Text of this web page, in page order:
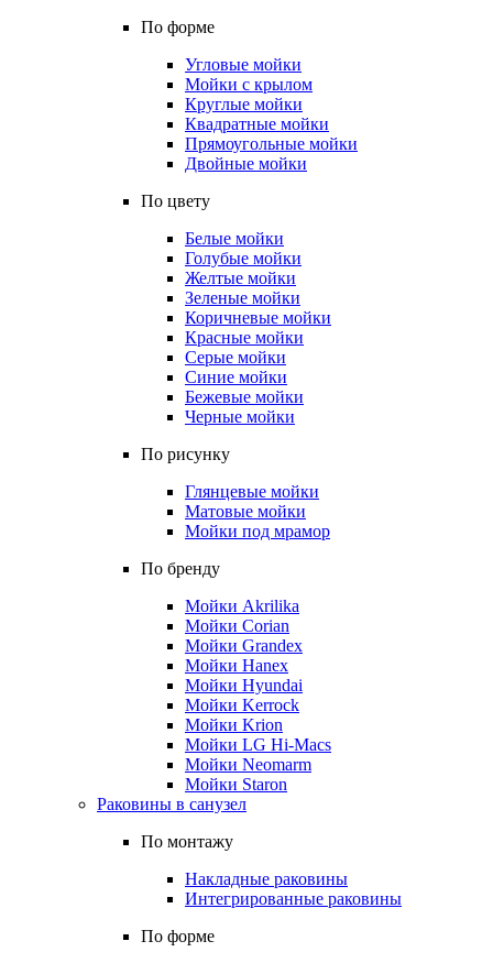
По форме
Угловые мойки
Мойки с крылом
Круглые мойки
Квадратные мойки
Прямоугольные мойки
Двойные мойки
По цвету
Белые мойки
Голубые мойки
Желтые мойки
Зеленые мойки
Коричневые мойки
Красные мойки
Серые мойки
Синие мойки
Бежевые мойки
Черные мойки
По рисунку
Глянцевые мойки
Матовые мойки
Мойки под мрамор
По бренду
Мойки Akrilika
Мойки Corian
Мойки Grandex
Мойки Hanex
Мойки Hyundai
Мойки Kerrock
Мойки Krion
Мойки LG Hi-Macs
Мойки Neomarm
Мойки Staron
Раковины в санузел
По монтажу
Накладные раковины
Интегрированные раковины
По форме